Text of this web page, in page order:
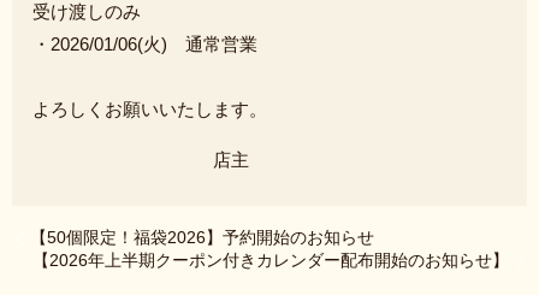
受け渡しのみ
・2026/01/06(火) 通常営業
よろしくお願いいたします。
店主
【50個限定！福袋2026】予約開始のお知らせ
【2026年上半期クーポン付きカレンダー配布開始のお知らせ】